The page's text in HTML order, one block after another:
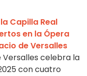
Capilla Real
en la Ópera
de Versalles
Versalles celebra la
con cuatro